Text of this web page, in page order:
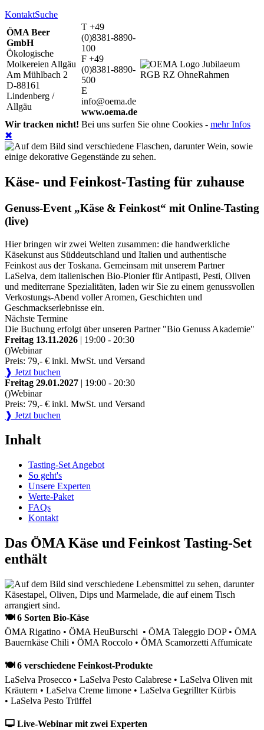
KontaktSuche
ÖMA Beer
GmbH
Ökologische
Molkereien Allgäu
Am Mühlbach 2
D-88161
Lindenberg /
Allgäu
T +49
(0)8381-8890-
100
F +49
(0)8381-8890-
500
E
info@oema.de
www.oema.de
Wir tracken nicht! Bei uns surfen Sie ohne Cookies - mehr Infos
✖
Käse- und Feinkost-Tasting für zuhause
Genuss-Event „Käse & Feinkost“ mit Online-Tasting
(live)
Hier bringen wir zwei Welten zusammen: die handwerkliche
Käsekunst aus Süddeutschland und Italien und authentische
Feinkost aus der Toskana. Gemeinsam mit unserem Partner
LaSelva, dem italienischen Bio-Pionier für Antipasti, Pesti, Oliven
und mediterrane Spezialitäten, laden wir Sie zu einem genussvollen
Verkostungs-Abend voller Aromen, Geschichten und
Geschmackserlebnisse ein.
Nächste Termine
Die Buchung erfolgt über unseren Partner "Bio Genuss Akademie"
Freitag 13.11.2026 | 19:00 - 20:30
()Webinar
Preis: 79,- € inkl. MwSt. und Versand
❱ Jetzt buchen
Freitag 29.01.2027 | 19:00 - 20:30
()Webinar
Preis: 79,- € inkl. MwSt. und Versand
❱ Jetzt buchen
Inhalt
Tasting-Set Angebot
So geht's
Unsere Experten
Werte-Paket
FAQs
Kontakt
Das ÖMA Käse und Feinkost Tasting-Set
enthält
🍽 6 Sorten Bio-Käse
ÖMA Rigatino • ÖMA HeuBurschi • ÖMA Taleggio DOP • ÖMA
Bauernkäse Chili • ÖMA Roccolo • ÖMA Scamorzetti Affumicate
🍽 6 verschiedene Feinkost-Produkte
LaSelva Prosecco • LaSelva Pesto Calabrese • LaSelva Oliven mit
Kräutern • LaSelva Creme limone • LaSelva Gegrillter Kürbis
• LaSelva Pesto Trüffel
🖵 Live-Webinar mit zwei Experten